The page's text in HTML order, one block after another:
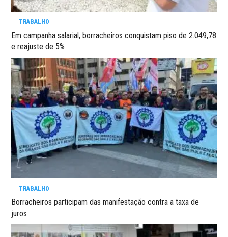
TRABALHO
Em campanha salarial, borracheiros conquistam piso de 2.049,78
e reajuste de 5%
TRABALHO
Borracheiros participam das manifestação contra a taxa de
juros